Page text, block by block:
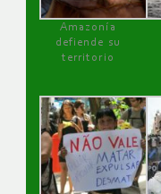
Amazonía
defiende su
territorio